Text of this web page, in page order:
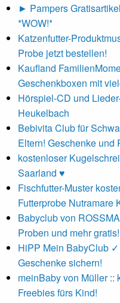
► Pampers
*WOW!*
Katzenfutter-
Probe jetzt bestellen!
Kaufland
Geschenkboxen mit
Hörspiel-CD und
Heukelbach
Bebivita Club für
Eltern! Geschenke und
kostenloser
Saarland ♥
Fischfutter-Muster
Futterprobe Nutramare
Babyclub von
Proben und mehr gratis!
HiPP Mein BabyClub
Geschenke sichern!
meinBaby von Müller ::
Freebies fürs Kind!